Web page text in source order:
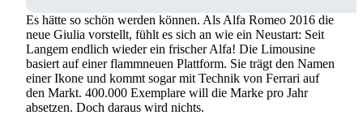
Es hätte so schön werden können. Als Alfa Romeo 2016 die
neue Giulia vorstellt, fühlt es sich an wie ein Neustart: Seit
Langem endlich wieder ein frischer Alfa! Die Limousine
basiert auf einer flammneuen Plattform. Sie trägt den Namen
einer Ikone und kommt sogar mit Technik von Ferrari auf
den Markt. 400.000 Exemplare will die Marke pro Jahr
absetzen. Doch daraus wird nichts.